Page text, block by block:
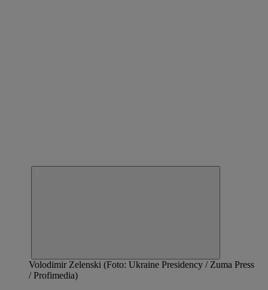
Volodimir Zelenski (Foto: Ukraine Presidency / Zuma Press
/ Profimedia)